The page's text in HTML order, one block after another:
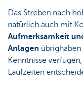
Das Streben nach
natürlich auch mit
Aufmerksamkeit
Anlagen
Kenntnisse
Laufzeiten